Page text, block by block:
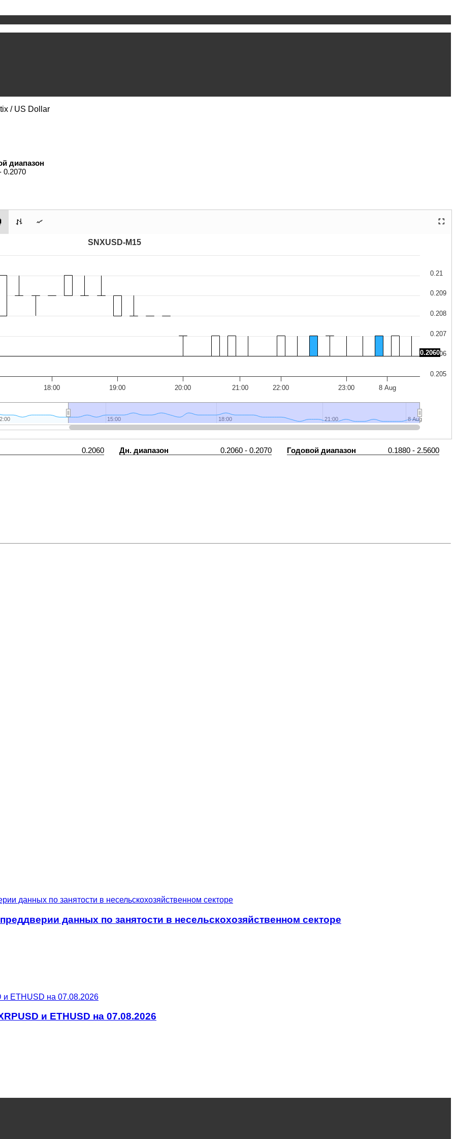
/ US Dollar
диапазон
0.2070
SNXUSD-M15
18:00 19:00 20:00 22:00 8 Aug
21:00 23:00
15:00
15:00 18:00
18:00 21:00
21:00 8 Aug
8 Aug
0.205
0.21
0.206
0.207
0.208
0.209
0.2060
0.2060 Дн. диапазон 0.2060 - 0.2070 Годовой диапазон
0.1880 - 2.5600
данных по занятости в несельскохозяйственном секторе
и ETHUSD на 07.08.2026